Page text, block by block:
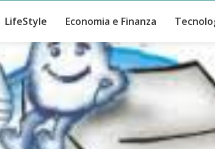
LifeStyle Economia e Finanza